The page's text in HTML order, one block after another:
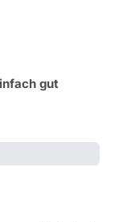
gut
von 5 Sternen